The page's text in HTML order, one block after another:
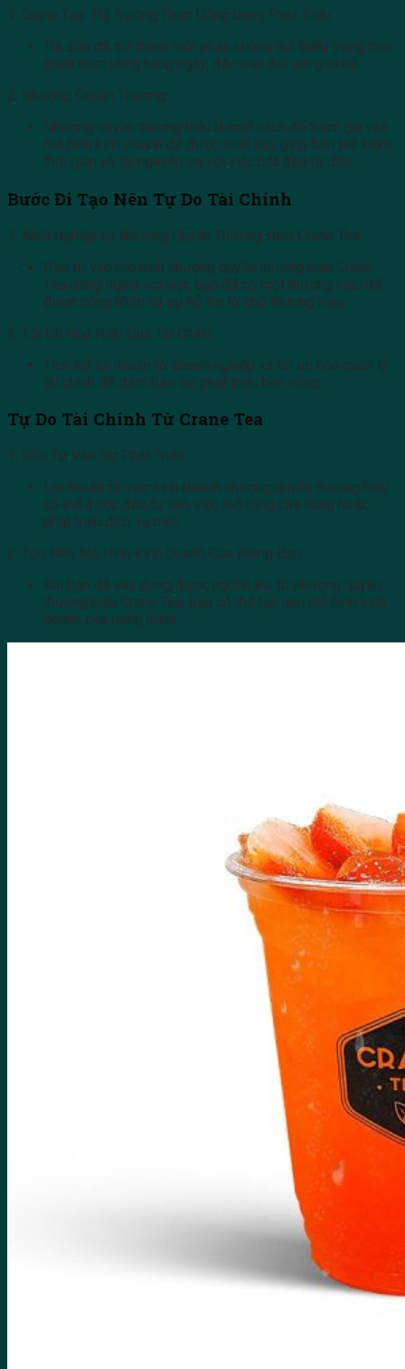
1. Crane Tea: Thị Trường Thức Uống Đang Phát Triển
Trà sữa đã trở thành một phần không thể thiếu trong thói
quen thức uống hàng ngày, đặc biệt đối với giới trẻ.
2. Nhượng Quyền Thương:
Nhượng quyền thương hiệu là một cách để tham gia vào
mô hình kinh doanh đã được thiết lập, giúp bạn tiết kiệm
thời gian và tài nguyên so với việc bắt đầu từ đầu.
Bước Đi Tạo Nên Tự Do Tài Chính
1. Khởi Nghiệp từ Nhượng Quyền Thương Hiệu Crane Tea
Đầu tư vào mô hình nhượng quyền thương hiệu Crane
Tea đồng nghĩa với việc bạn đã có một thương hiệu đã
được công nhận và sự hỗ trợ từ chủ thương hiệu.
2. Tối Ưu Hóa Hiệu Quả Tài Chính
Tích luỹ lợi nhuận từ doanh nghiệp và tối ưu hóa quản lý
tài chính để đảm bảo sự phát triển bền vững.
Tự Do Tài Chính Từ Crane Tea
1. Đầu Tư Vào Sự Phát Triển
Lợi nhuận từ việc kinh doanh nhượng quyền thương hiệu
có thể được đầu tư vào việc mở rộng cửa hàng hoặc
phát triển dịch vụ mới.
2. Tạo Nên Mô Hình Kinh Doanh Của Riêng Bạn
Khi bạn đã xây dựng được nguồn thu từ nhượng quyền
thương hiệu Crane Tea, bạn có thể tạo nên mô hình kinh
doanh của riêng mình.